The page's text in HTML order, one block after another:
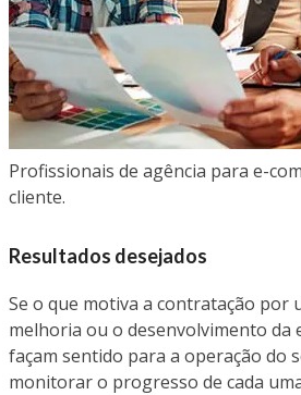
Profissionais de agência para e-
cliente.
Resultados desejados
Se o que motiva a contratação por
melhoria ou o desenvolvimento
façam sentido para a operação do
monitorar o progresso de cada